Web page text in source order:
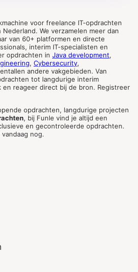
voor freelance IT-opdrachten
We verzamelen meer dan
van 60+ platformen en directe
interim IT-specialisten en
opdrachten in Java development,
, Cybersecurity,
andere vakgebieden. Van
tot langdurige interim
en reageer direct bij de bron. Registreer
opdrachten, langdurige projecten
, bij Funle vind je altijd een
en gecontroleerde opdrachten.
nog.